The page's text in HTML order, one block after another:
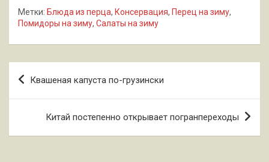
Метки: Блюда из перца, Консервация, Перец на зиму,
Помидоры на зиму, Салаты на зиму
Навигация
записям
Квашеная капуста по-грузински
Китай постепенно открывает погранпереходы